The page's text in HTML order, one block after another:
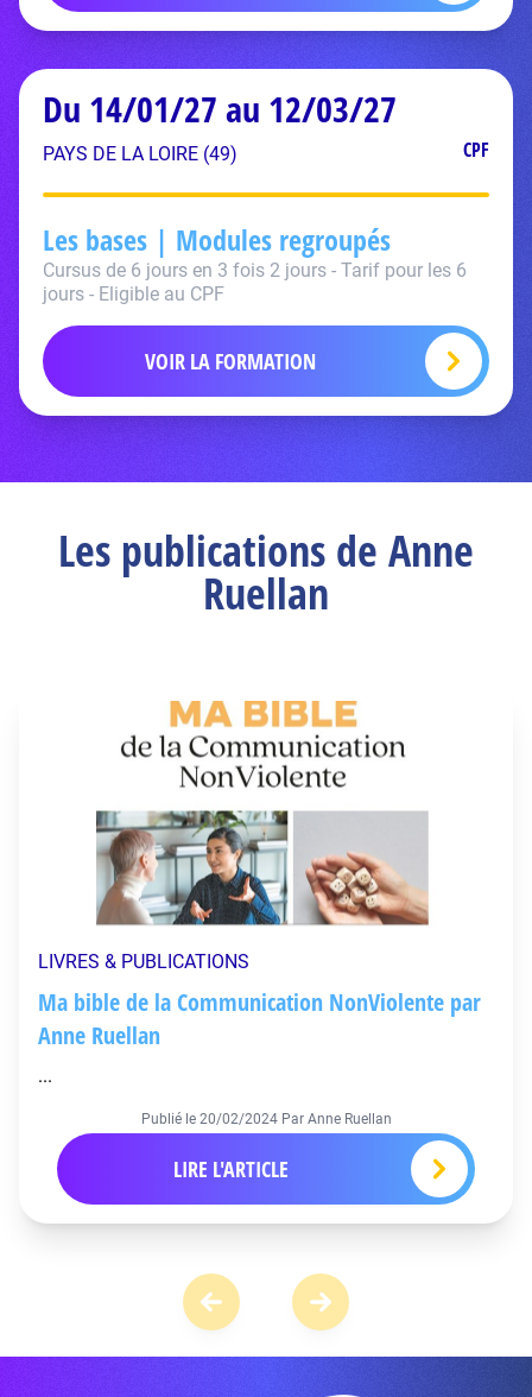
Du 14/01/27 au 12/03/27
PAYS DE LA LOIRE (49) CPF
Les bases | Modules regroupés
Cursus de 6 jours en 3 fois 2 jours - Tarif pour les 6
jours - Eligible au CPF
VOIR LA FORMATION
Les publications de Anne
Ruellan
LIVRES & PUBLICATIONS
Ma bible de la Communication NonViolente par
Anne Ruellan
...
Publié le 20/02/2024 Par Anne Ruellan
LIRE L'ARTICLE